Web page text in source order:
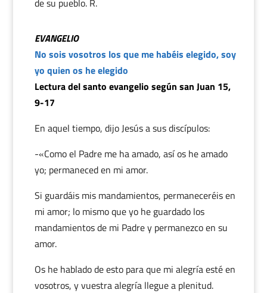
de su pueblo. R.
EVANGELIO
No sois vosotros los que me habéis elegido, soy
yo quien os he elegido
Lectura del santo evangelio según san Juan 15,
9-17
En aquel tiempo, dijo Jesús a sus discípulos:
-«Como el Padre me ha amado, así os he amado
yo; permaneced en mi amor.
Si guardáis mis mandamientos, permaneceréis en
mi amor; lo mismo que yo he guardado los
mandamientos de mi Padre y permanezco en su
amor.
Os he hablado de esto para que mi alegría esté en
vosotros, y vuestra alegría llegue a plenitud.